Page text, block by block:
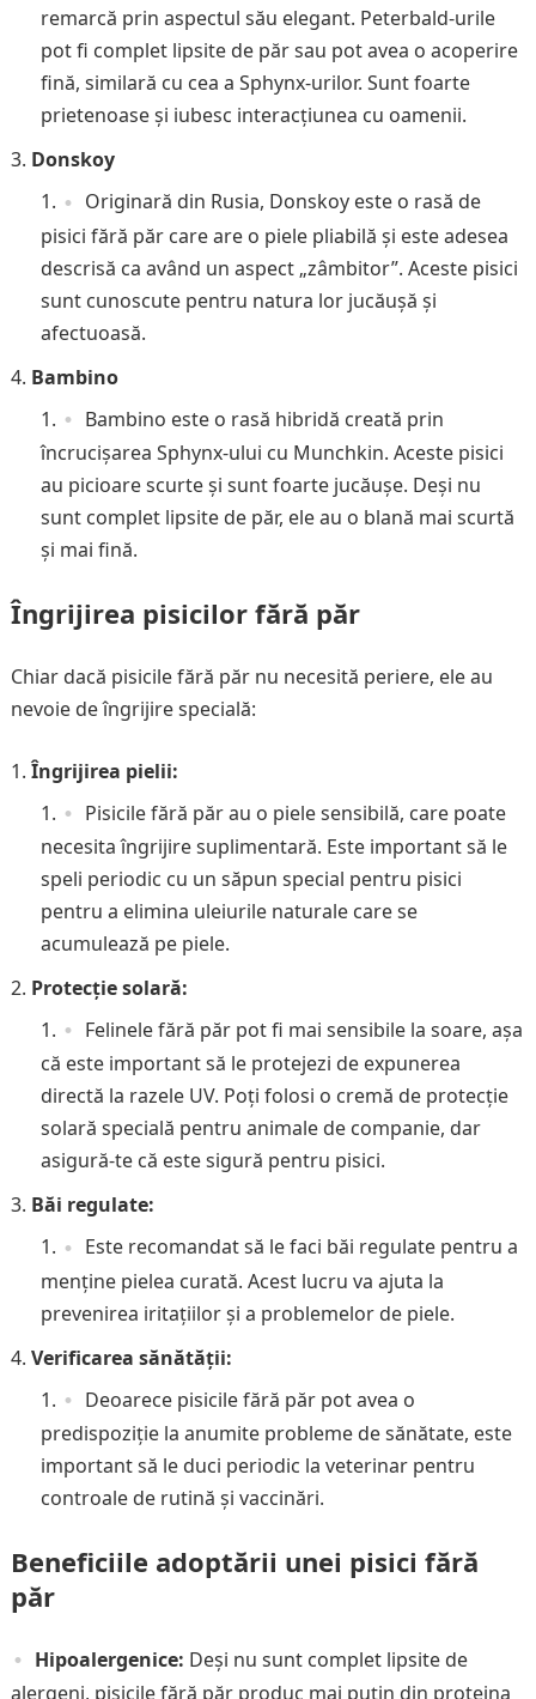
remarcă prin aspectul său elegant. Peterbald-urile
pot fi complet lipsite de păr sau pot avea o acoperire
fină, similară cu cea a Sphynx-urilor. Sunt foarte
prietenoase și iubesc interacțiunea cu oamenii.
Donskoy
Originară din Rusia, Donskoy este o rasă de
pisici fără păr care are o piele pliabilă și este adesea
descrisă ca având un aspect „zâmbitor”. Aceste pisici
sunt cunoscute pentru natura lor jucăușă și
afectuoasă.
Bambino
Bambino este o rasă hibridă creată prin
încrucișarea Sphynx-ului cu Munchkin. Aceste pisici
au picioare scurte și sunt foarte jucăușe. Deși nu
sunt complet lipsite de păr, ele au o blană mai scurtă
și mai fină.
Îngrijirea pisicilor fără păr
Chiar dacă pisicile fără păr nu necesită periere, ele au
nevoie de îngrijire specială:
Îngrijirea pielii:
Pisicile fără păr au o piele sensibilă, care poate
necesita îngrijire suplimentară. Este important să le
speli periodic cu un săpun special pentru pisici
pentru a elimina uleiurile naturale care se
acumulează pe piele.
Protecție solară:
Felinele fără păr pot fi mai sensibile la soare, așa
că este important să le protejezi de expunerea
directă la razele UV. Poți folosi o cremă de protecție
solară specială pentru animale de companie, dar
asigură-te că este sigură pentru pisici.
Băi regulate:
Este recomandat să le faci băi regulate pentru a
menține pielea curată. Acest lucru va ajuta la
prevenirea iritațiilor și a problemelor de piele.
Verificarea sănătății:
Deoarece pisicile fără păr pot avea o
predispoziție la anumite probleme de sănătate, este
important să le duci periodic la veterinar pentru
controale de rutină și vaccinări.
Beneficiile adoptării unei pisici fără
păr
Hipoalergenice: Deși nu sunt complet lipsite de
alergeni, pisicile fără păr produc mai puțin din proteina